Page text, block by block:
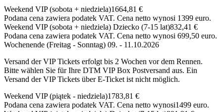
Weekend VIP (sobota + niedziela)1664,81 €
Podana cena zawiera podatek VAT. Cena netto wynosi 1399 euro.
Weekend VIP (sobota + niedziela) Dziecko (7-15 lat)832,41 €
Podana cena zawiera podatek VAT. Cena netto wynosi 699,50 euro.
Wochenende (Freitag - Sonntag) 09. - 11.10.2026
Versand der VIP Tickets erfolgt bis 2 Wochen vor dem Rennen.
Bitte wählen Sie für Ihre DTM VIP Box Postversand aus. Ein
Versand der VIP Tickets über E-Ticket ist nicht möglich.
Weekend VIP (piątek - niedziela)1783,81 €
Podana cena zawiera podatek VAT. Cena netto wynosi1499 euro.